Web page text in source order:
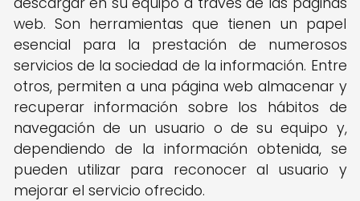
web. Son herramientas que tienen un papel
esencial para la prestación de numerosos
servicios de la sociedad de la información. Entre
otros, permiten a una página web almacenar y
recuperar información sobre los hábitos de
navegación de un usuario o de su equipo y,
dependiendo de la información obtenida, se
pueden utilizar para reconocer al usuario y
mejorar el servicio ofrecido.